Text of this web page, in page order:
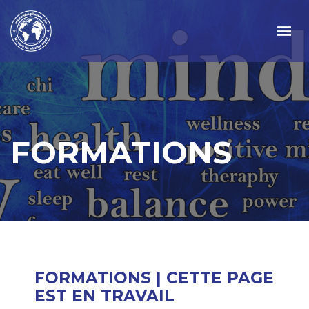
FORMATIONS
FORMATIONS | CETTE PAGE
EST EN TRAVAIL